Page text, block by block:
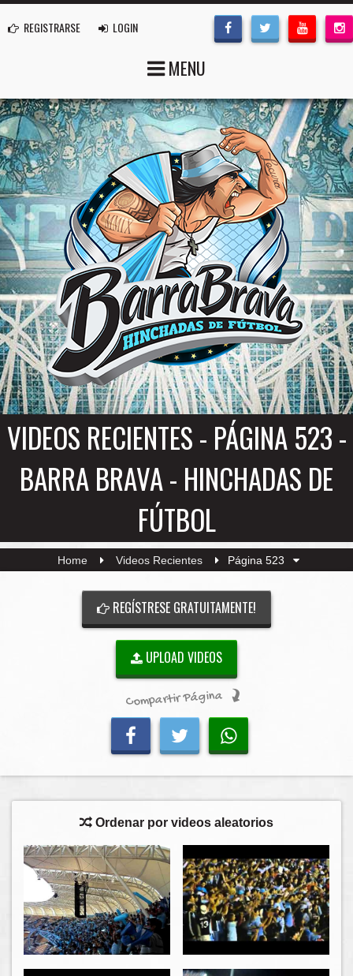
REGISTRARSE LOGIN
MENU
VIDEOS RECIENTES - PÁGINA 523 -
BARRA BRAVA - HINCHADAS DE
FÚTBOL
Home Videos Recientes Página 523
REGÍSTRESE GRATUITAMENTE!
UPLOAD VIDEOS
Compartir Página
Ordenar por videos aleatorios